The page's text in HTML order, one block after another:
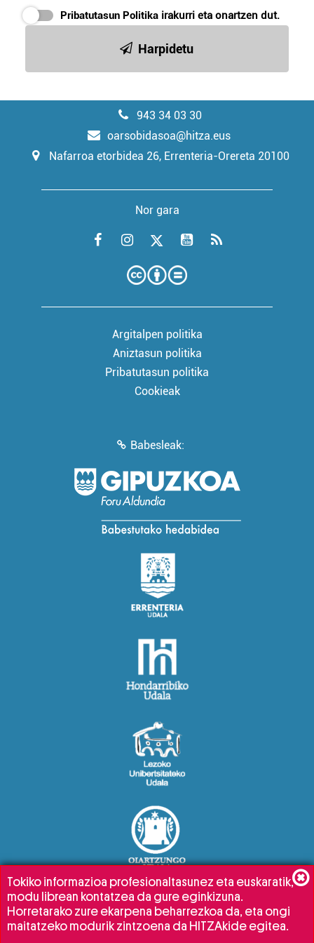
Pribatutasun Politika irakurri eta onartzen dut.
Harpidetu
943 34 03 30
oarsobidasoa@hitza.eus
Nafarroa etorbidea 26, Errenteria-Orereta 20100
Nor gara
Argitalpen politika
Aniztasun politika
Pribatutasun politika
Cookieak
Babesleak:
Tokiko informazioa profesionaltasunez eta euskaratik,
modu librean kontatzea da gure eginkizuna.
Horretarako zure ekarpena beharrezkoa da, eta ongi
maitatzeko modurik zintzoena da HITZAkide egitea.